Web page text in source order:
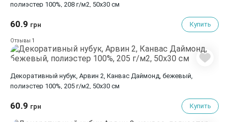
полиэстер 100%, 208 г/м2, 50х30 см
60.9 грн Купить
Отзывы 1
Декоративный нубук, Арвин 2, Канвас Даймонд, бежевый,
полиэстер 100%, 205 г/м2, 50х30 см
60.9 грн Купить